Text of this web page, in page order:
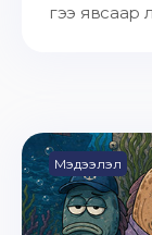
гээ явсаар
Мэдээлэл